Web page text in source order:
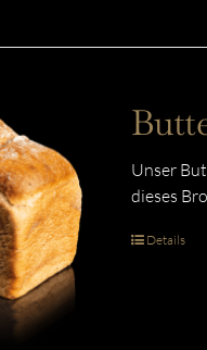
Unser
dieses
Details